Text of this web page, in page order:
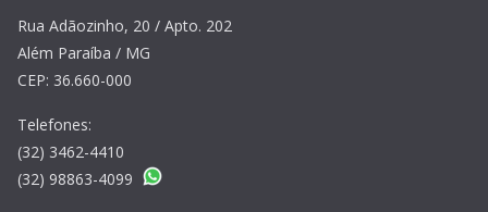
Rua Adãozinho, 20 / Apto. 202
Além Paraíba / MG
CEP: 36.660-000
Telefones:
(32) 3462-4410
(32) 98863-4099